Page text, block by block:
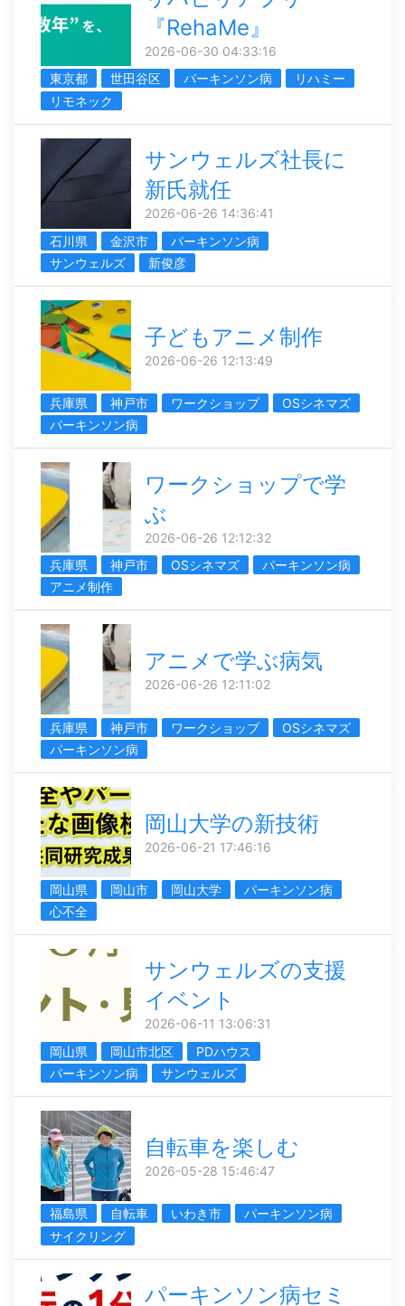
『RehaMe』
2026-06-30 04:33:16
東京都
世田谷区 パーキンソン病
リハミー
リモネック
サンウェルズ社長に
新氏就任
2026-06-26 14:36:41
石川県
金沢市
パーキンソン病
サンウェルズ
新俊彦
子どもアニメ制作
2026-06-26 12:13:49
兵庫県 神戸市 ワークショップ
OSシネマズ
パーキンソン病
ワークショップで学
ぶ
2026-06-26 12:12:32
兵庫県
神戸市 OSシネマズ
パーキンソン病
アニメ制作
アニメで学ぶ病気
2026-06-26 12:11:02
兵庫県 神戸市 ワークショップ
OSシネマズ
パーキンソン病
岡山大学の新技術
2026-06-21 17:46:16
岡山県 岡山市 岡山大学
パーキンソン病
心不全
サンウェルズの支援
イベント
2026-06-11 13:06:31
岡山県
岡山市北区
PDハウス
パーキンソン病
サンウェルズ
自転車を楽しむ
2026-05-28 15:46:47
福島県 自転車 いわき市
パーキンソン病
サイクリング
パーキンソン病セミ